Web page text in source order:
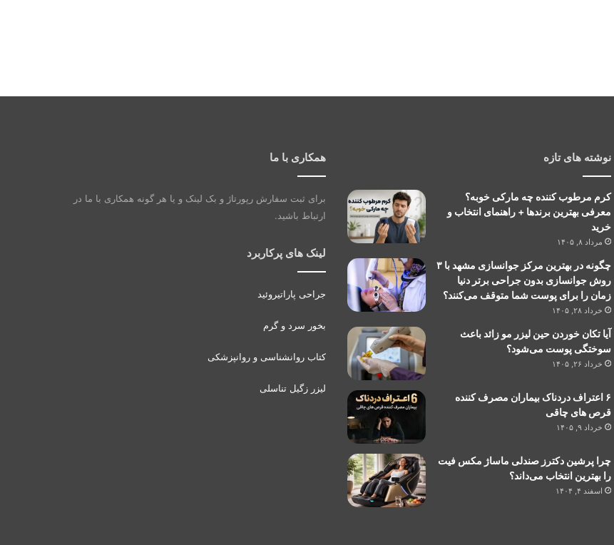
نوشته های تازه
کرم مرطوب کننده چه مارکی خوبه؟
معرفی بهترین برندها + راهنمای انتخاب و
خرید
مرداد ۸, ۱۴۰۵
چگونه در بهترین مرکز جوانسازی مشهد با ۳
روش جوانسازی بدون جراحی برتر دنیا
زمان را برای پوست شما متوقف می‌کنند؟
خرداد ۲۸, ۱۴۰۵
آیا تکان خوردن حین لیزر مو زائد باعث
سوختگی پوست می‌شود؟
خرداد ۲۶, ۱۴۰۵
۶ اعتراف دردناک بیماران مصرف کننده
قرص های چاقی
خرداد ۹, ۱۴۰۵
چرا پرشین دکترز صندلی ماساژ مکس فیت
را بهترین انتخاب می‌داند؟
اسفند ۴, ۱۴۰۴
همکاری با ما
برای ثبت سفارش رپورتاژ و بک لینک و یا هر گونه همکاری با ما در
ارتباط باشید.
لینک های پرکاربرد
جراحی پاراتیروئید
بخور سرد و گرم
کتاب روانشناسی و روانپزشکی
لیزر زگیل تناسلی